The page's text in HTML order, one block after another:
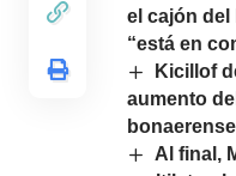
el cajón del
“está en
Kicillof
aumento
Al final,